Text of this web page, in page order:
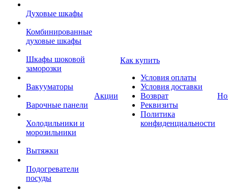
Духовые шкафы
Комбинированные
духовые шкафы
Шкафы шоковой
заморозки
Вакууматоры
Варочные панели
Холодильники и
морозильники
Вытяжки
Подогреватели
посуды
Акции
Как купить
Условия оплаты
Условия доставки
Возврат
Реквизиты
Политика
конфиденциальности